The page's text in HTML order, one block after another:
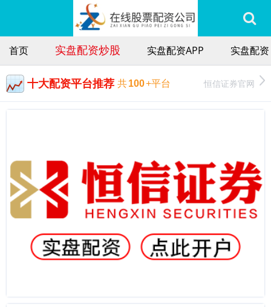
首页 实盘配资炒股 实盘配资APP 实盘配资
十大配资平台推荐 共100+平台 恒信证券官网